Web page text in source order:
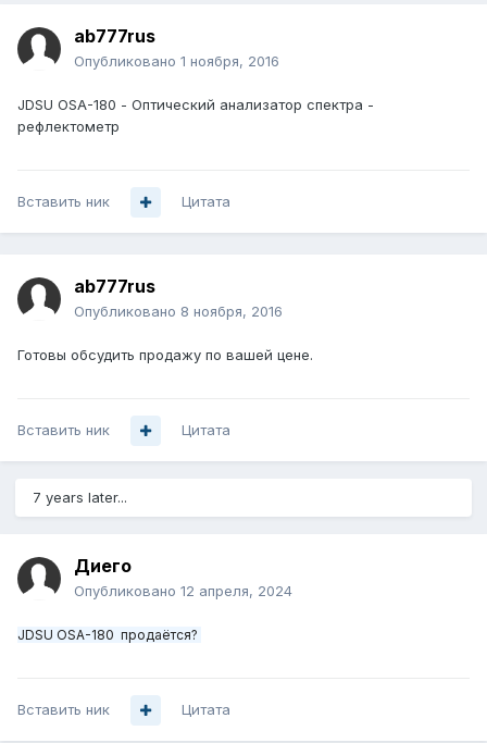
ab777rus
Опубликовано 1 ноября, 2016
JDSU OSA-180 - Оптический анализатор спектра -
рефлектометр
Вставить ник Цитата
ab777rus
Опубликовано 8 ноября, 2016
Готовы обсудить продажу по вашей цене.
Вставить ник Цитата
7 years later...
Диего
Опубликовано 12 апреля, 2024
JDSU OSA-180 продаётся?
Вставить ник Цитата